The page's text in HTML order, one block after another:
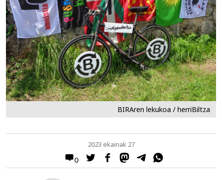
BIRAren lekukoa / herriBiltza
0
2023 ekainak 27